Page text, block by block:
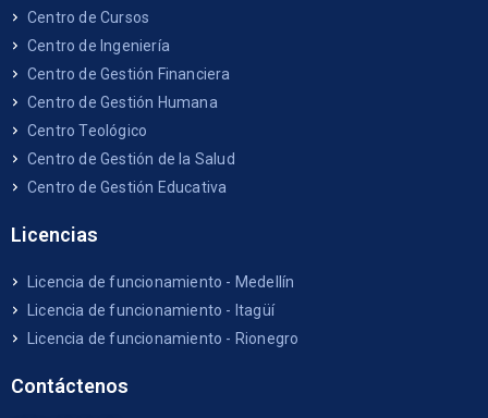
Centro de Cursos
Centro de Ingeniería
Centro de Gestión Financiera
Centro de Gestión Humana
Centro Teológico
Centro de Gestión de la Salud
Centro de Gestión Educativa
Licencias
Licencia de funcionamiento - Medellín
Licencia de funcionamiento - Itagüí
Licencia de funcionamiento - Rionegro
Contáctenos